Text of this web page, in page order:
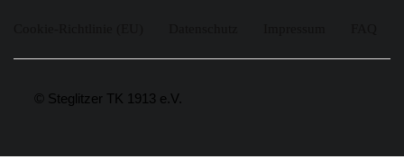
© Steglitzer TK 1913 e.V.